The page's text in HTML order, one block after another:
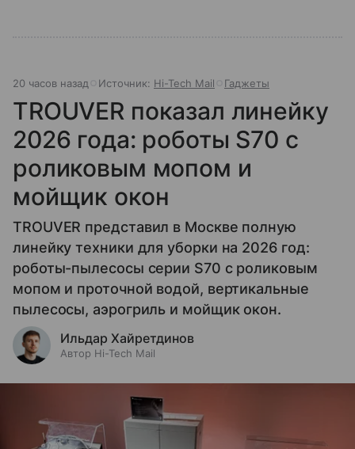
20 часов назад Источник: Hi-Tech Mail Гаджеты
TROUVER показал линейку
2026 года: роботы S70 с
роликовым мопом и
мойщик окон
TROUVER представил в Москве полную
линейку техники для уборки на 2026 год:
роботы-пылесосы серии S70 с роликовым
мопом и проточной водой, вертикальные
пылесосы, аэрогриль и мойщик окон.
Ильдар Хайретдинов
Автор Hi-Tech Mail